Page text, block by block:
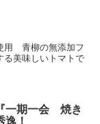
用 青柳の無添加フ
る美味しいトマトで
一期一会 焼き
逸！